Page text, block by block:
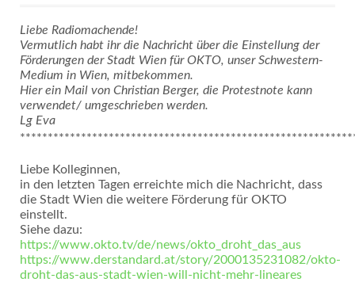
Liebe Radiomachende!
Vermutlich habt ihr die Nachricht über die Einstellung der
Förderungen der Stadt Wien für OKTO, unser Schwestern-
Medium in Wien, mitbekommen.
Hier ein Mail von Christian Berger, die Protestnote kann
verwendet/ umgeschrieben werden.
Lg Eva
Liebe Kolleginnen,
in den letzten Tagen erreichte mich die Nachricht, dass
die Stadt Wien die weitere Förderung für OKTO
einstellt.
Siehe dazu:
https://www.okto.tv/de/news/okto_droht_das_aus
https://www.derstandard.at/story/2000135231082/okto-
droht-das-aus-stadt-wien-will-nicht-mehr-lineares